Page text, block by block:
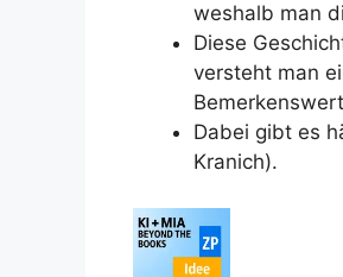
weshalb man
Diese
versteht man
Dabei gibt es
Kranich).